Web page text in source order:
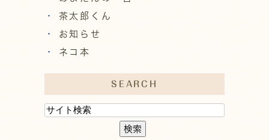
茶太郎くん
お知らせ
ネコ本
SEARCH